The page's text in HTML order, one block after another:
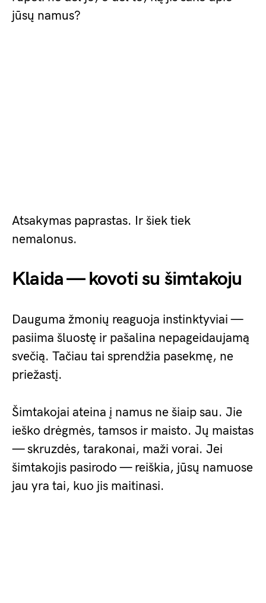
jūsų namus?
Atsakymas paprastas. Ir šiek tiek
nemalonus.
Klaida — kovoti su šimtakoju
Dauguma žmonių reaguoja instinktyviai —
pasiima šluostę ir pašalina nepageidaujamą
svečią. Tačiau tai sprendžia pasekmę, ne
priežastį.
Šimtakojai ateina į namus ne šiaip sau. Jie
ieško drėgmės, tamsos ir maisto. Jų maistas
— skruzdės, tarakonai, maži vorai. Jei
šimtakojis pasirodo — reiškia, jūsų namuose
jau yra tai, kuo jis maitinasi.